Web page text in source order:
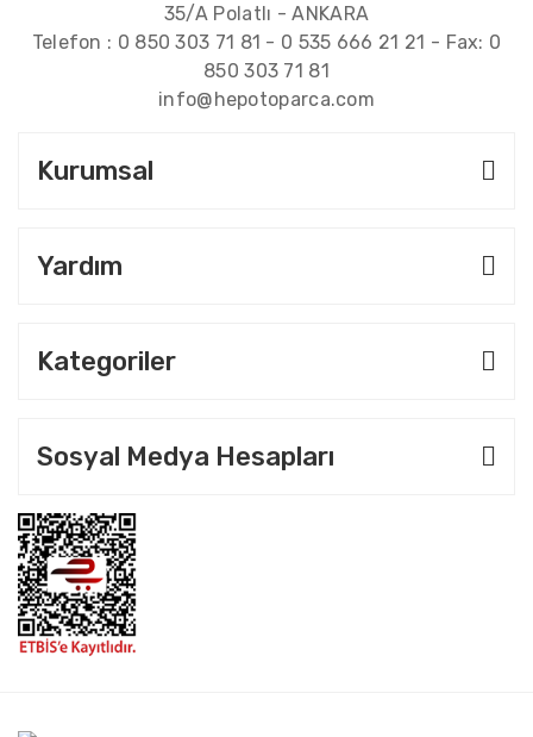
35/A Polatlı - ANKARA
Telefon : 0 850 303 71 81 - 0 535 666 21 21 - Fax: 0
850 303 71 81
info@hepotoparca.com
Kurumsal
Yardım
Kategoriler
Sosyal Medya Hesapları